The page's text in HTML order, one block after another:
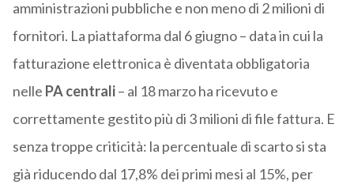
amministrazioni pubbliche e non meno di 2 milioni di
fornitori. La piattaforma dal 6 giugno – data in cui la
fatturazione elettronica è diventata obbligatoria
nelle PA centrali– al 18 marzo ha ricevuto e
correttamente gestito più di 3 milioni di file fattura. E
senza troppe criticità: la percentuale di scarto si sta
già riducendo dal 17,8% dei primi mesi al 15%, per